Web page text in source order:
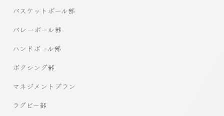
バスケットボール部
バレーボール部
ハンドボール部
ボクシング部
マネジメントプラン
ラグビー部